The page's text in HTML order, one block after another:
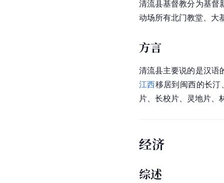
清流县基督教分为基督
动场所有北门教堂、大
方言
清流县主要说的是汉语
江西移居到闽西的长汀
片、 长校 片、灵地片、
经济
综述